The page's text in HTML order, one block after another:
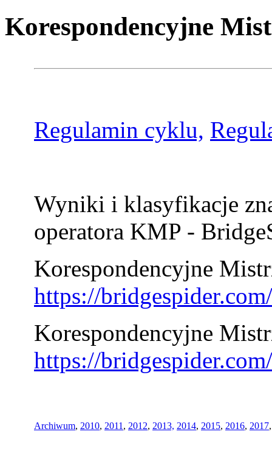
Korespondencyjne
Regulamin cyklu,
Wyniki i klasyfikacje
operatora KMP -
Korespondencyjne
https://
Korespondencyjne
https://
Archiwum, 2010, 2011 , 2012, 2013, 2014, 2015, 2016, 2017